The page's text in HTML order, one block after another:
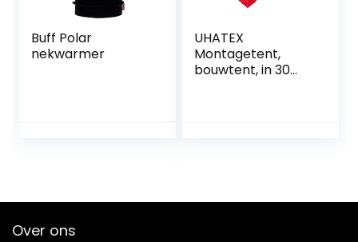
Buff Polar
nekwarmer
UHATEX
Montagetent,
bouwtent, in 30
Over ons